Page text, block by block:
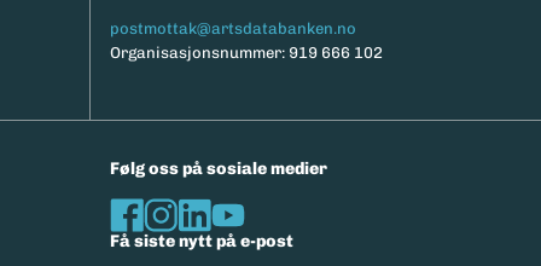
postmottak@artsdatabanken.no
Organisasjonsnummer: 919 666 102
Følg oss på sosiale medier
Få siste nytt på e-post